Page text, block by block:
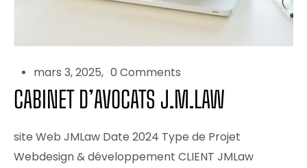
mars 3, 2025 0 Comments
CABINET D’AVOCATS J.M.LAW
site Web JMLaw Date 2024 Type de Projet
Webdesign & développement CLIENT JMLaw